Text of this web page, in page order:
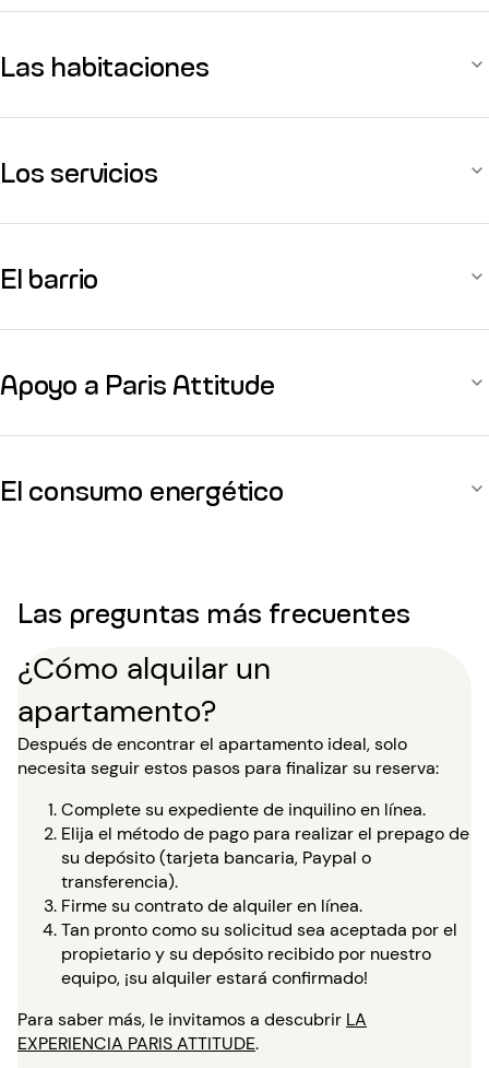
Las habitaciones
Los servicios
El barrio
Apoyo a Paris Attitude
El consumo energético
Las preguntas más frecuentes
¿Cómo alquilar un
apartamento?
Después de encontrar el apartamento ideal, solo
necesita seguir estos pasos para finalizar su reserva:
Complete su expediente de inquilino en línea.
Elija el método de pago para realizar el prepago de
su depósito (tarjeta bancaria, Paypal o
transferencia).
Firme su contrato de alquiler en línea.
Tan pronto como su solicitud sea aceptada por el
propietario y su depósito recibido por nuestro
equipo, ¡su alquiler estará confirmado!
Para saber más, le invitamos a descubrir LA
EXPERIENCIA PARIS ATTITUDE.